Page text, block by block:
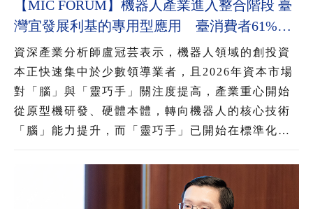
【MIC FORUM】機器人產業進入整合階段 臺
灣宜發展利基的專用型應用 臺消費者61%看
好AI眼鏡潛力 54%對無顯示AI眼鏡有興趣
資深產業分析師盧冠芸表示，機器人領域的創投資
本正快速集中於少數領導業者，且2026年資本市場
對「腦」與「靈巧手」關注度提高，產業重心開始
從原型機研發、硬體本體，轉向機器人的核心技術
「腦」能力提升，而「靈巧手」已開始在標準化工